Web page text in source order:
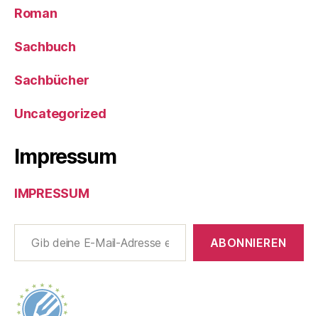
Roman
Sachbuch
Sachbücher
Uncategorized
Impressum
IMPRESSUM
Gib deine E-Mail-Adresse ein ...
ABONNIEREN